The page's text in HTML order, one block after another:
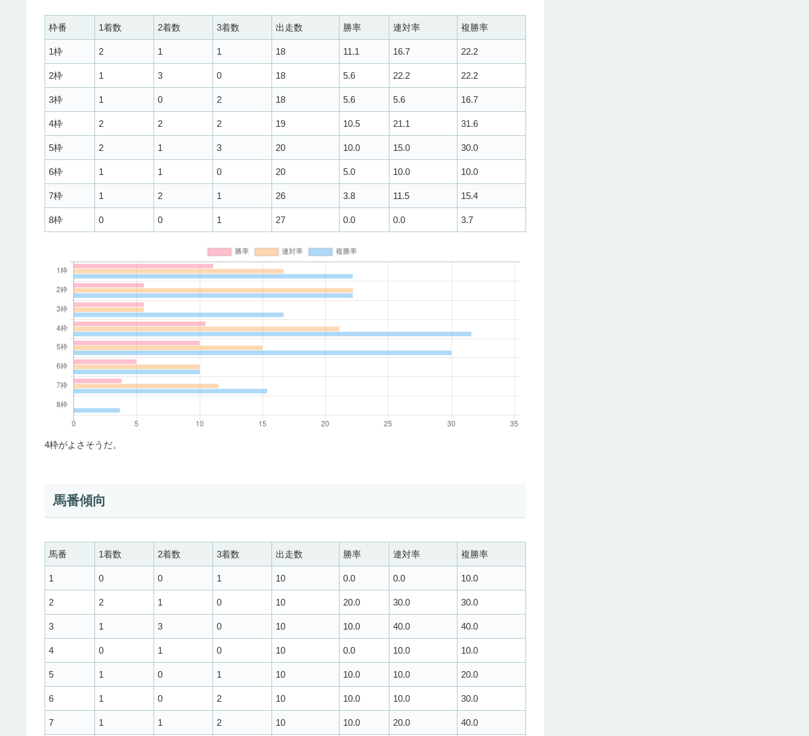
枠番 1着数 2着数 3着数 出走数 勝率 連対率 複勝率
1枠 2 1 1 18 11.1 16.7 22.2
2枠 1 3 0 18 5.6 22.2 22.2
3枠 1 0 2 18 5.6 5.6 16.7
4枠 2 2 2 19 10.5 21.1 31.6
5枠 2 1 3 20 10.0 15.0 30.0
6枠 1 1 0 20 5.0 10.0 10.0
7枠 1 2 1 26 3.8 11.5 15.4
8枠 0 0 1 27 0.0 0.0 3.7
4枠がよさそうだ。
馬番傾向
馬番 1着数 2着数 3着数 出走数 勝率 連対率 複勝率
1 0 0 1 10 0.0 0.0 10.0
2 2 1 0 10 20.0 30.0 30.0
3 1 3 0 10 10.0 40.0 40.0
4 0 1 0 10 0.0 10.0 10.0
5 1 0 1 10 10.0 10.0 20.0
6 1 0 2 10 10.0 10.0 30.0
7 1 1 2 10 10.0 20.0 40.0